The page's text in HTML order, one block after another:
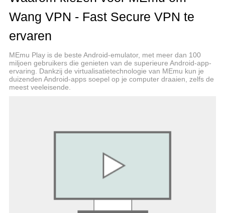
Wang VPN - Fast Secure VPN te
ervaren
MEmu Play is de beste Android-emulator, met meer dan 100
miljoen gebruikers die genieten van de superieure Android-app-
ervaring. Dankzij de virtualisatietechnologie van MEmu kun je
duizenden Android-apps soepel op je computer draaien, zelfs de
meest veeleisende.